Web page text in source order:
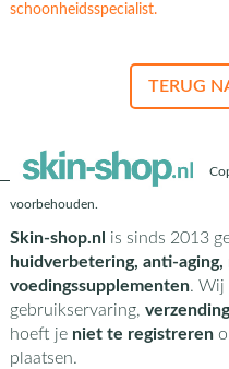
schoonheidsspecialist.
TERUG
voorbehouden.
Skin-shop.nl is sinds 2013
huidverbetering, anti-aging,
voedingssupplementen. Wij
gebruikservaring,
hoeft je niet te registreren
plaatsen.